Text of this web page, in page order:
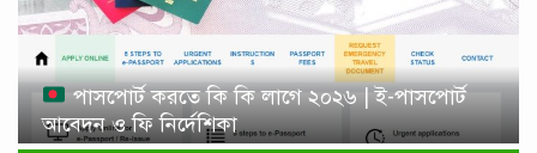
পাসপোর্ট করতে কি কি লাগে ২০২৬ | ই-পাসপোর্ট
আবেদন ও ফি নির্দেশিকা